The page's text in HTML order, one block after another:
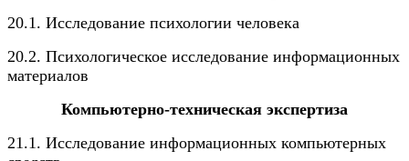
20.1. Исследование психологии человека
20.2. Психологическое исследование информационных
материалов
Компьютерно-техническая экспертиза
21.1. Исследование информационных компьютерных